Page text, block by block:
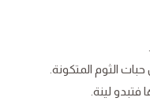
الثوم المتكونة.
لينة.